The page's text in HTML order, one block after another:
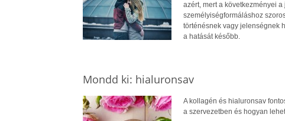
azért, mert a következményei
személyiségformáláshoz
történésnek vagy jelenségnek
a hatását később.
Mondd ki: hialuronsav
A kollagén és hialuronsav
a szervezetben és hogyan